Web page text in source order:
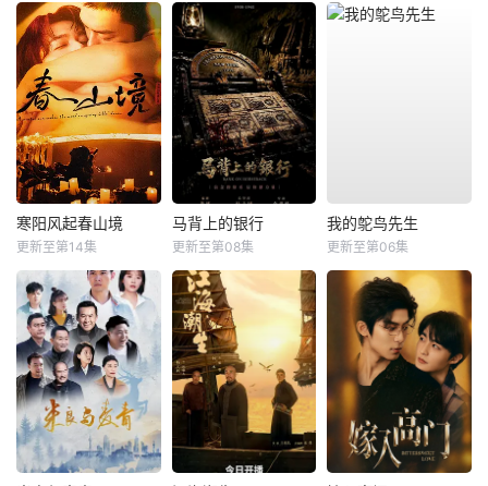
寒阳风起春山境
更新至第14集
马背上的银行
更新至第08集
我的鸵鸟先生
更新至第06集